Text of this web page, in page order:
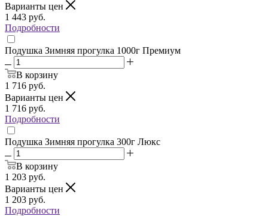
Варианты цен
1 443 руб.
Подробности
Подушка Зимняя прогулка 1000г Премиум
В корзину
1 716 руб.
Варианты цен
1 716 руб.
Подробности
Подушка Зимняя прогулка 300г Люкс
В корзину
1 203 руб.
Варианты цен
1 203 руб.
Подробности